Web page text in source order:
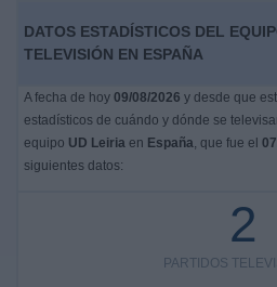
DATOS ESTADÍSTICOS DEL
TELEVISIÓN EN ESPAÑA
A fecha de hoy 09/08/2026 y desde que
estadísticos de cuándo y dónde se
equipo UD Leiria en España, que fue el
siguientes datos:
2
PARTIDOS